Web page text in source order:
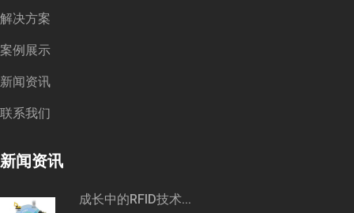
解决方案
案例展示
新闻资讯
联系我们
新闻资讯
成长中的RFID技术...